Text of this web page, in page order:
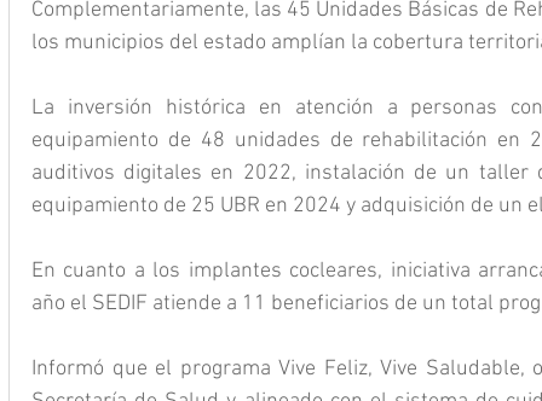
Complementariamente, las 45 Unidades Básicas de
los municipios del estado amplían la cobertura
La inversión histórica en atención a personas
equipamiento de 48 unidades de rehabilitación en
auditivos digitales en 2022, instalación de un
equipamiento de 25 UBR en 2024 y adquisición de un
En cuanto a los implantes cocleares, iniciativa
año el SEDIF atiende a 11 beneficiarios de un total
Informó que el programa Vive Feliz, Vive Saludable,